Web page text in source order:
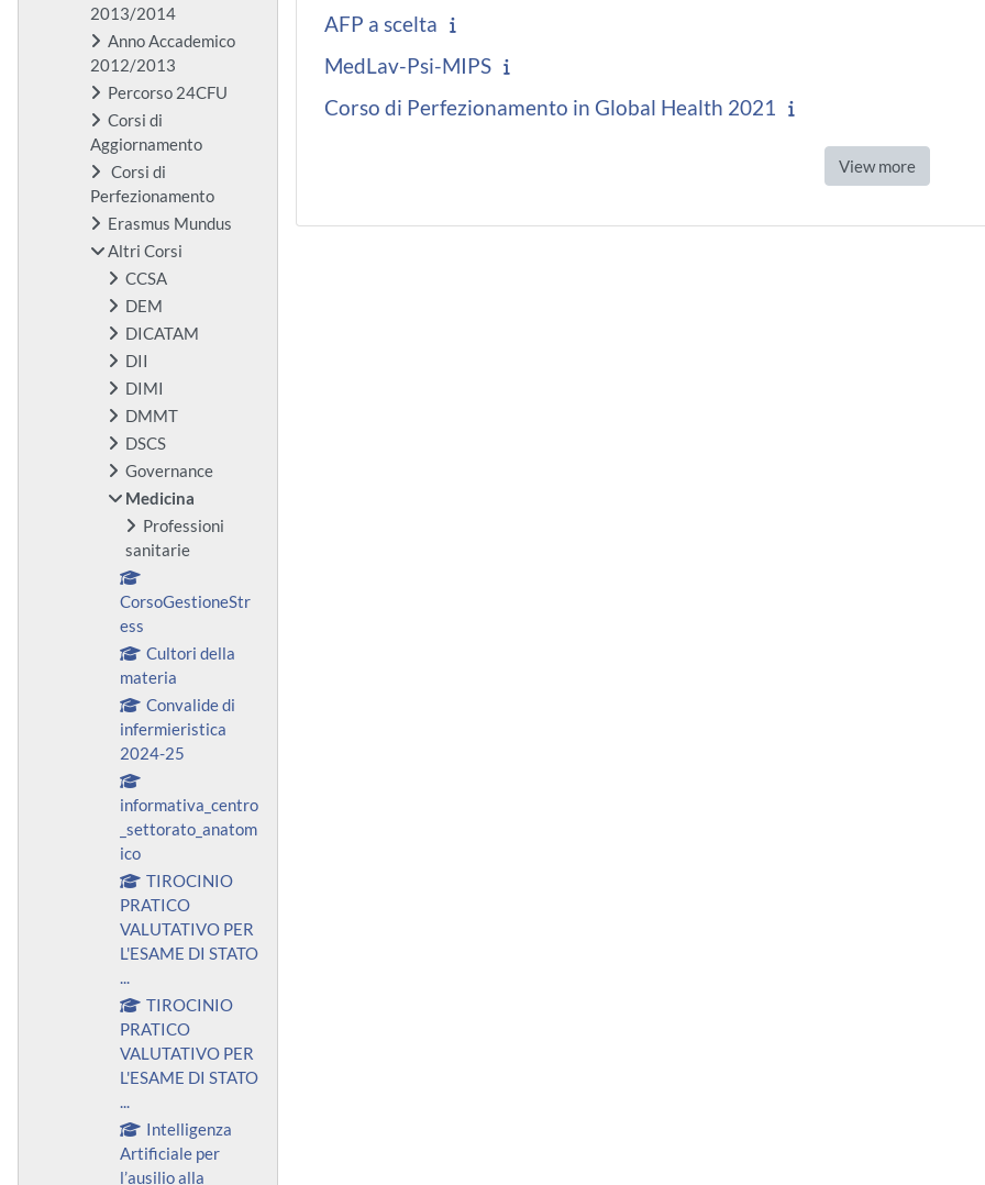
AFP a scelta
MedLav-Psi-MIPS
Corso di Perfezionamento in Global Health 2021
View more
2013/2014
Anno Accademico
2012/2013
Percorso 24CFU
Corsi di
Aggiornamento
Corsi di
Perfezionamento
Erasmus Mundus
Altri Corsi
CCSA
DEM
DICATAM
DII
DIMI
DMMT
DSCS
Governance
Medicina
Professioni
sanitarie
CorsoGestioneStr
ess
Cultori della
materia
Convalide di
infermieristica
2024-25
informativa_centro
_settorato_anatom
ico
TIROCINIO
PRATICO
VALUTATIVO PER
L'ESAME DI STATO
TIROCINIO
PRATICO
VALUTATIVO PER
L'ESAME DI STATO
Intelligenza
Artificiale per
l’ausilio alla